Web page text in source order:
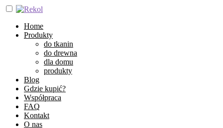
Home
Produkty
do tkanin
do drewna
dla domu
produkty
Blog
Gdzie kupić?
Współpraca
FAQ
Kontakt
O nas